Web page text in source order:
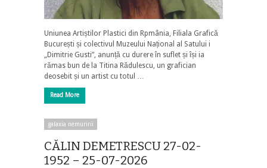
Uniunea Artiștilor Plastici din Rpmânia, Filiala Grafică
București și colectivul Muzeului Național al Satului i
„Dimitrie Gusti”, anunță cu durere în suflet și își ia
rămas bun de la Titina Rădulescu, un grafician
deosebit și un artist cu totul …
Read More
galaxia nemuririi
CĂLIN DEMETRESCU 27-02-
1952 – 25-07-2026